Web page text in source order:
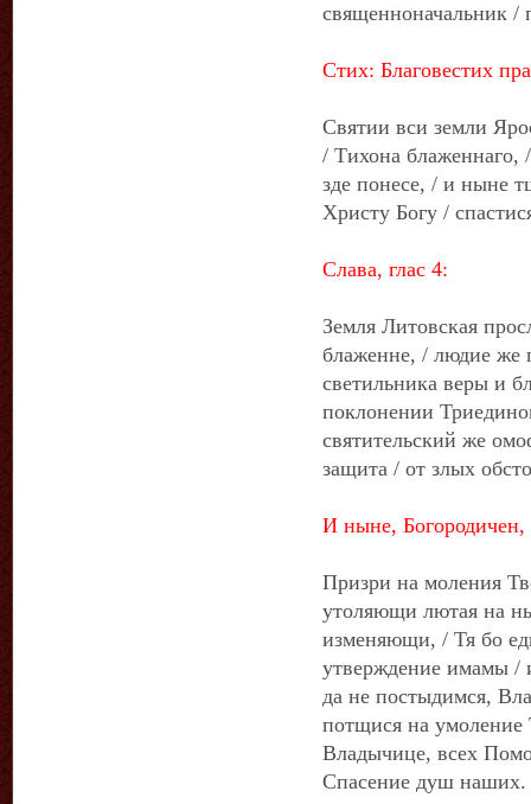
священноначальник /
Стих: Благовестих
Святии вси земли
/ Тихона блаженнаго,
зде понесе, / и ныне
Христу Богу /
Слава, глас 4:
Земля Литовская
блаженне, / людие же
светильника веры и
поклонении
святительский же
защита / от злых
И ныне, Богородичен,
Призри на моления
утоляющи лютая на
изменяющи, / Тя бо
утверждение имамы /
да не постыдимся,
потщися на
Владычице, всех
Спасение душ наших.